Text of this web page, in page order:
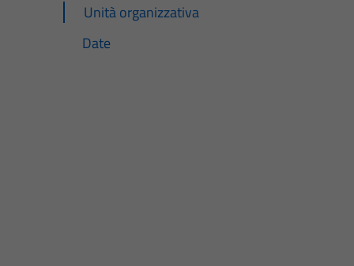
Unità organizzativa
Date